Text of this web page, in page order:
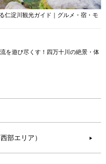
仁淀川観光ガイド｜グルメ・宿・モ
を遊び尽くす！四万十川の絶景・体
部エリア） ▶︎